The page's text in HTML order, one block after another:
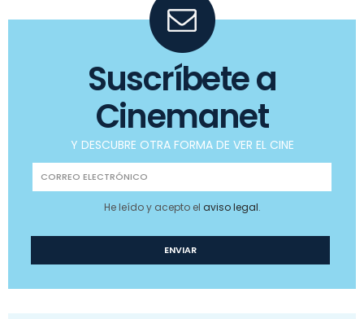
Suscríbete a
Cinemanet
Y DESCUBRE OTRA FORMA DE VER EL CINE
He leído y acepto el aviso legal.